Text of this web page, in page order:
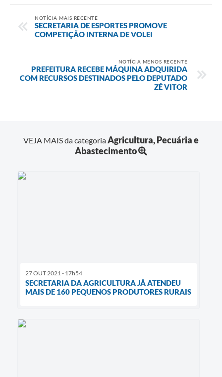
NOTÍCIA MAIS RECENTE
SECRETARIA DE ESPORTES PROMOVE
COMPETIÇÃO INTERNA DE VOLEI
NOTÍCIA MENOS RECENTE
PREFEITURA RECEBE MÁQUINA ADQUIRIDA
COM RECURSOS DESTINADOS PELO DEPUTADO
ZÉ VITOR
VEJA MAIS da categoriaAgricultura, Pecuária e
Abastecimento
27 OUT 2021 - 17h54
SECRETARIA DA AGRICULTURA JÁ ATENDEU
MAIS DE 160 PEQUENOS PRODUTORES RURAIS